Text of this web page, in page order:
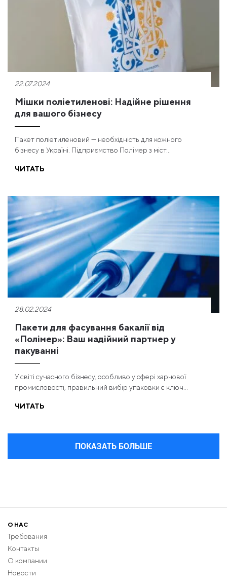
22.07.2024
Мішки поліетиленові: Надійне рішення
для вашого бізнесу
Пакет поліетиленовий — необхідність для кожного
бізнесу в Україні. Підприємство Полімер з міст...
ЧИТАТЬ
28.02.2024
Пакети для фасування бакалії від
«Полімер»: Ваш надійний партнер у
пакуванні
У світі сучасного бізнесу, особливо у сфері харчової
промисловості, правильний вибір упаковки є ключ...
ЧИТАТЬ
ПОКАЗАТЬ БОЛЬШЕ
О НАС
Требования
Контакты
О компании
Новости